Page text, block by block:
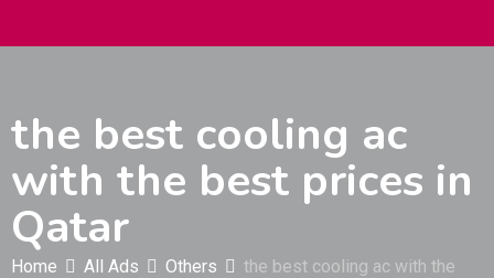
the best cooling ac
with the best prices in
Qatar
Home All Ads Others
the best cooling ac with the